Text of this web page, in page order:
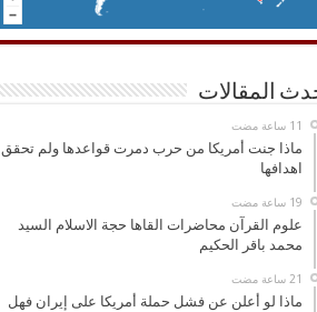
المقالات
ماذا جنت أمريكا من حرب دمرت قواعدها ولم تحقق
اهدافها
علوم القرآن محاضرات القاها حجة الاسلام السيد
محمد باقر الحكيم
ماذا لو أعلن عن فشل حملة أمريكا على إيران فهل